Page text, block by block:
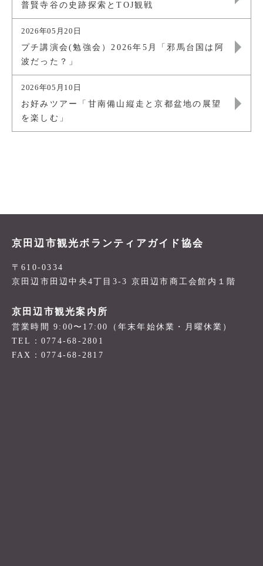
普賢寺谷の史跡探索とTOJ観戦
2026年05月20日
プチ講演会(勉強会）2026年5月「邪馬台国は阿
波だった？」
2026年05月10日
お好みツアー「甘南備山縦走と京都盆地の展望
を楽しむ」
京田辺市観光ボランティアガイド協会
〒610-0334
京田辺市田辺中央4丁目3-3 京田辺市商工会館内１階
京田辺市観光案内所
営業時間 9:00〜17:00（年末年始休業・月曜休業）
TEL：0774-68-2801
FAX：0774-68-2817